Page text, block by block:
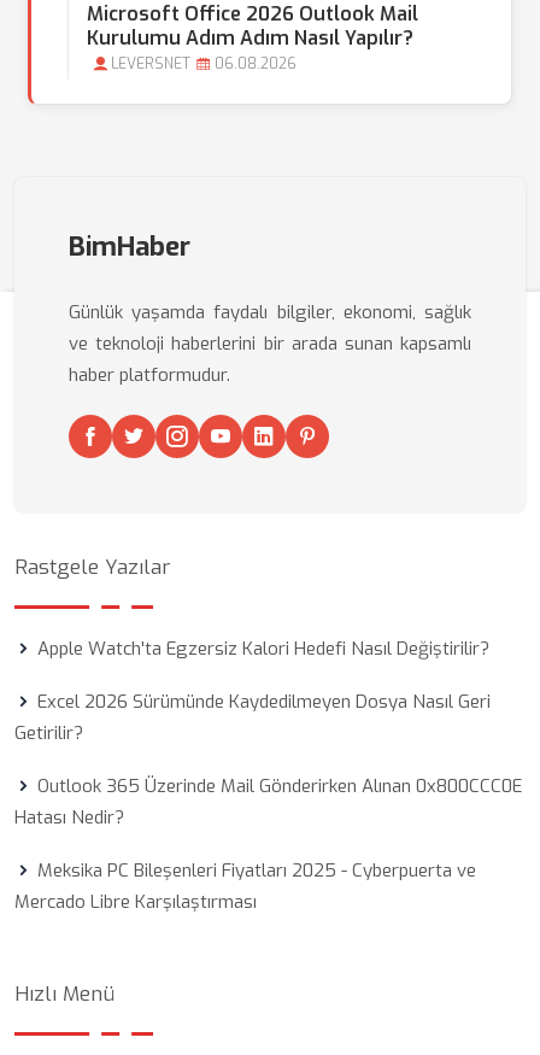
Microsoft Office 2026 Outlook Mail
Kurulumu Adım Adım Nasıl Yapılır?
LEVERSNET 06.08.2026
BimHaber
Günlük yaşamda faydalı bilgiler, ekonomi, sağlık
ve teknoloji haberlerini bir arada sunan kapsamlı
haber platformudur.
Rastgele Yazılar
Apple Watch'ta Egzersiz Kalori Hedefi Nasıl Değiştirilir?
Excel 2026 Sürümünde Kaydedilmeyen Dosya Nasıl Geri
Getirilir?
Outlook 365 Üzerinde Mail Gönderirken Alınan 0x800CCC0E
Hatası Nedir?
Meksika PC Bileşenleri Fiyatları 2025 - Cyberpuerta ve
Mercado Libre Karşılaştırması
Hızlı Menü